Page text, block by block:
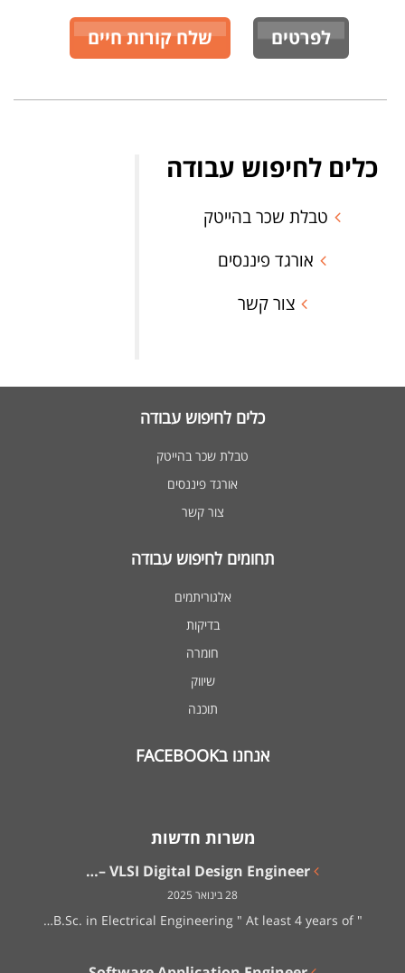
לפרטים שלח קורות חיים
כלים לחיפוש עבודה
טבלת שכר בהייטק
אורגד פיננסים
צור קשר
כלים לחיפוש עבודה
טבלת שכר בהייטק
אורגד פיננסים
צור קשר
תחומים לחיפוש עבודה
אלגוריתמים
בדיקות
חומרה
שיווק
תוכנה
אנחנו בFACEBOOK
משרות חדשות
VLSI Digital Design Engineer –…
28 בינואר 2025
" B.Sc. in Electrical Engineering " At least 4 years of…